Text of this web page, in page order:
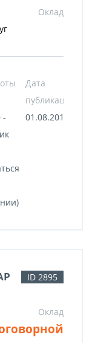
Оклад
Дата
публикации
-
01.08.2017
ID 2895
Оклад